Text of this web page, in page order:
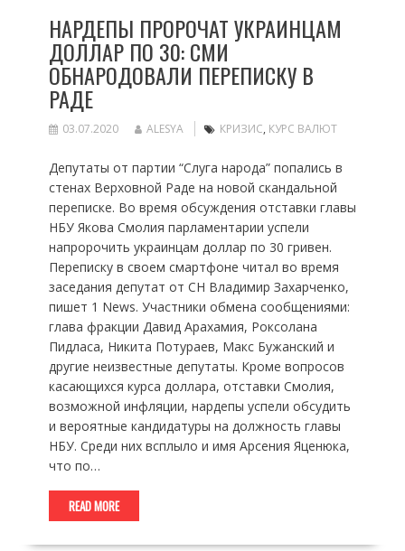
НАРДЕПЫ ПРОРОЧАТ УКРАИНЦАМ
ДОЛЛАР ПО 30: СМИ
ОБНАРОДОВАЛИ ПЕРЕПИСКУ В
РАДЕ
03.07.2020 ALESYA КРИЗИС, КУРС ВАЛЮТ
Депутаты от партии “Слуга народа” попались в
стенах Верховной Раде на новой скандальной
переписке. Во время обсуждения отставки главы
НБУ Якова Смолия парламентарии успели
напророчить украинцам доллар по 30 гривен.
Переписку в своем смартфоне читал во время
заседания депутат от СН Владимир Захарченко,
пишет 1 News. Участники обмена сообщениями:
глава фракции Давид Арахамия, Роксолана
Пидласа, Никита Потураев, Макс Бужанский и
другие неизвестные депутаты. Кроме вопросов
касающихся курса доллара, отставки Смолия,
возможной инфляции, нардепы успели обсудить
и вероятные кандидатуры на должность главы
НБУ. Среди них всплыло и имя Арсения Яценюка,
что по…
READ MORE